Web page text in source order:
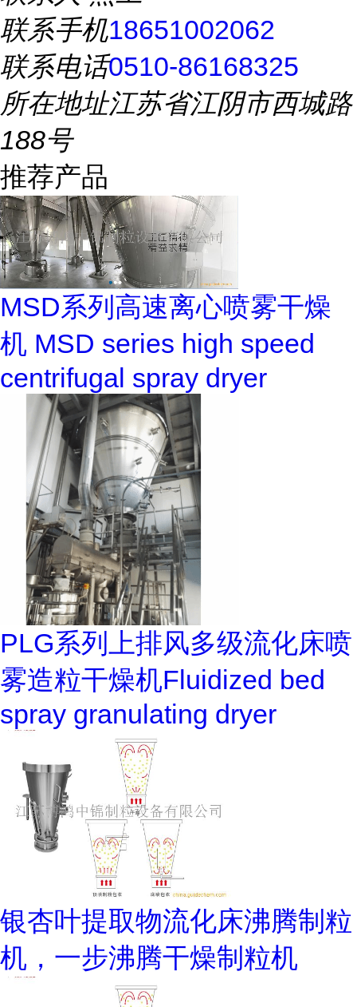
联系手机18651002062
联系电话0510-86168325
所在地址江苏省江阴市西城路
188号
推荐产品
MSD系列高速离心喷雾干燥
机 MSD series high speed
centrifugal spray dryer
PLG系列上排风多级流化床喷
雾造粒干燥机Fluidized bed
spray granulating dryer
银杏叶提取物流化床沸腾制粒
机，一步沸腾干燥制粒机